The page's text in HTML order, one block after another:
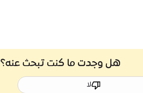
هل وجدت ما كنت تبحث عنه؟
لا